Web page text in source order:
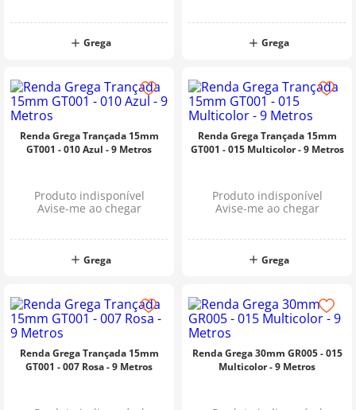
Grega Grega
Renda Grega Trançada 15mm
GT001 - 010 Azul - 9 Metros
Produto indisponível
Avise-me ao chegar
Grega
Renda Grega Trançada 15mm
GT001 - 015 Multicolor - 9 Metros
Produto indisponível
Avise-me ao chegar
Grega
Renda Grega Trançada 15mm
GT001 - 007 Rosa - 9 Metros
Renda Grega 30mm GR005 - 015
Multicolor - 9 Metros